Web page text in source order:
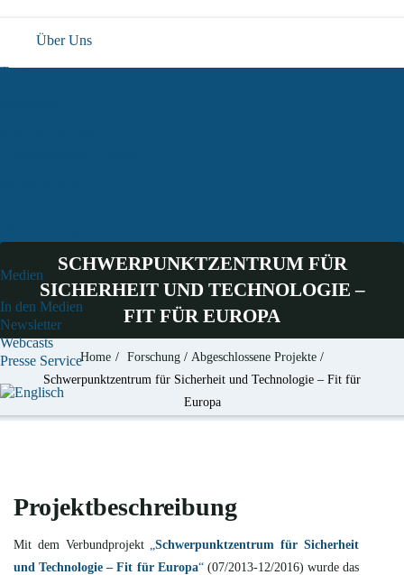
Über Uns
Team
Medien
In den Medien
Newsletter
Webcasts
Presse Service
SCHWERPUNKTZENTRUM FÜR
SICHERHEIT UND TECHNOLOGIE –
FIT FÜR EUROPA
Home / Forschung / Abgeschlossene Projekte /
Schwerpunktzentrum für Sicherheit und Technologie – Fit für
Europa
Projektbeschreibung
Mit dem Verbundprojekt „Schwerpunktzentrum für Sicherheit
und Technologie – Fit für Europa“(07/2013-12/2016) wurde das